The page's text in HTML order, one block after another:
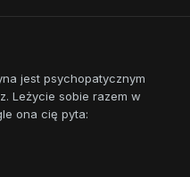
jest psychopatycznym
Leżycie sobie razem w
ona cię pyta: